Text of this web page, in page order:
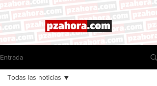
Entrada
Todas las noticias